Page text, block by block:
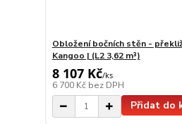
Obložení bočních stěn -
Kangoo | (L2 3,62 m³)
8 107 Kč/ks
6 700 Kč bez DPH
Přidat do